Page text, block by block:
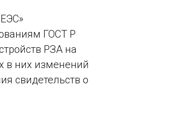
ГОСТ Р
РЗА на
в них изменений
свидетельств о